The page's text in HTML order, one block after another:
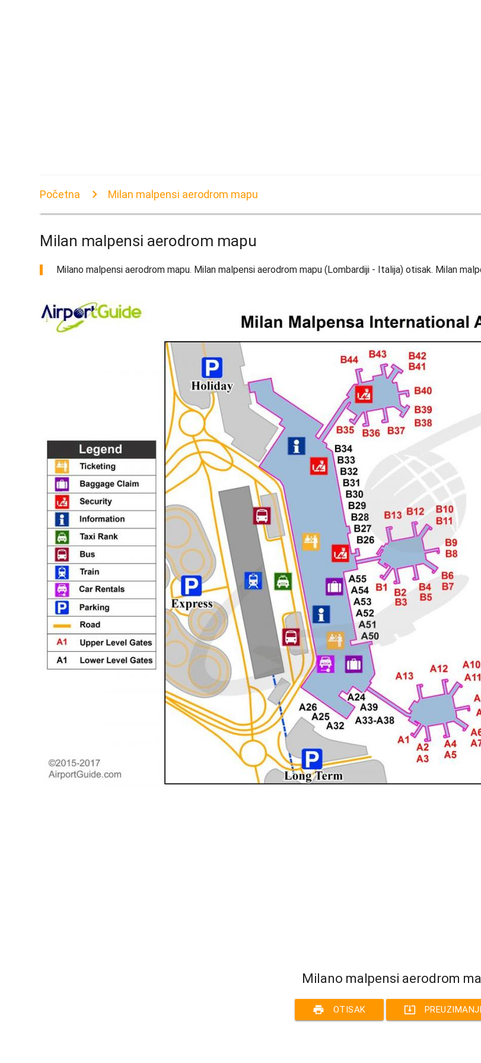
Početna Milan malpensi aerodrom mapu
Milan malpensi aerodrom mapu
Milano malpensi aerodrom mapu. Milan malpensi aerodrom mapu (Lombardiji - Italija) otisak. Milan
Milano malpensi aerodrom
print OTISAK system_update_alt